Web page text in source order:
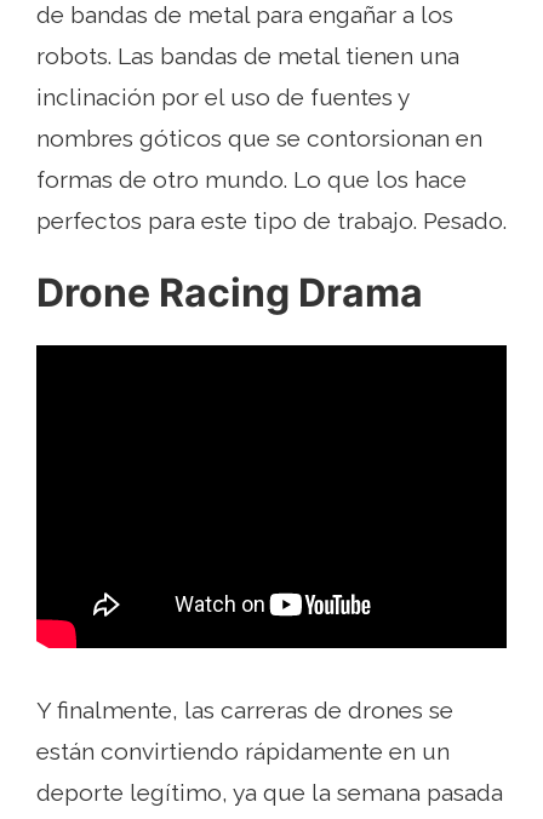
de bandas de metal para engañar a los
robots. Las bandas de metal tienen una
inclinación por el uso de fuentes y
nombres góticos que se contorsionan en
formas de otro mundo. Lo que los hace
perfectos para este tipo de trabajo. Pesado.
Drone Racing Drama
Y finalmente, las carreras de drones se
están convirtiendo rápidamente en un
deporte legítimo, ya que la semana pasada